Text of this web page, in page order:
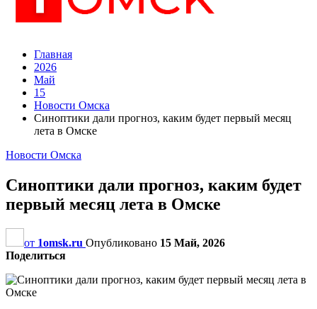
Главная
2026
Май
15
Новости Омска
Синоптики дали прогноз, каким будет первый месяц
лета в Омске
Новости Омска
Синоптики дали прогноз, каким будет
первый месяц лета в Омске
от 1omsk.ru Опубликовано 15 Май, 2026
Поделиться